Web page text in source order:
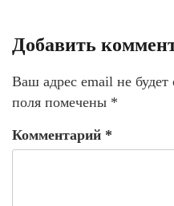
Добавить
Ваш адрес email не будет
поля помечены *
Комментарий *